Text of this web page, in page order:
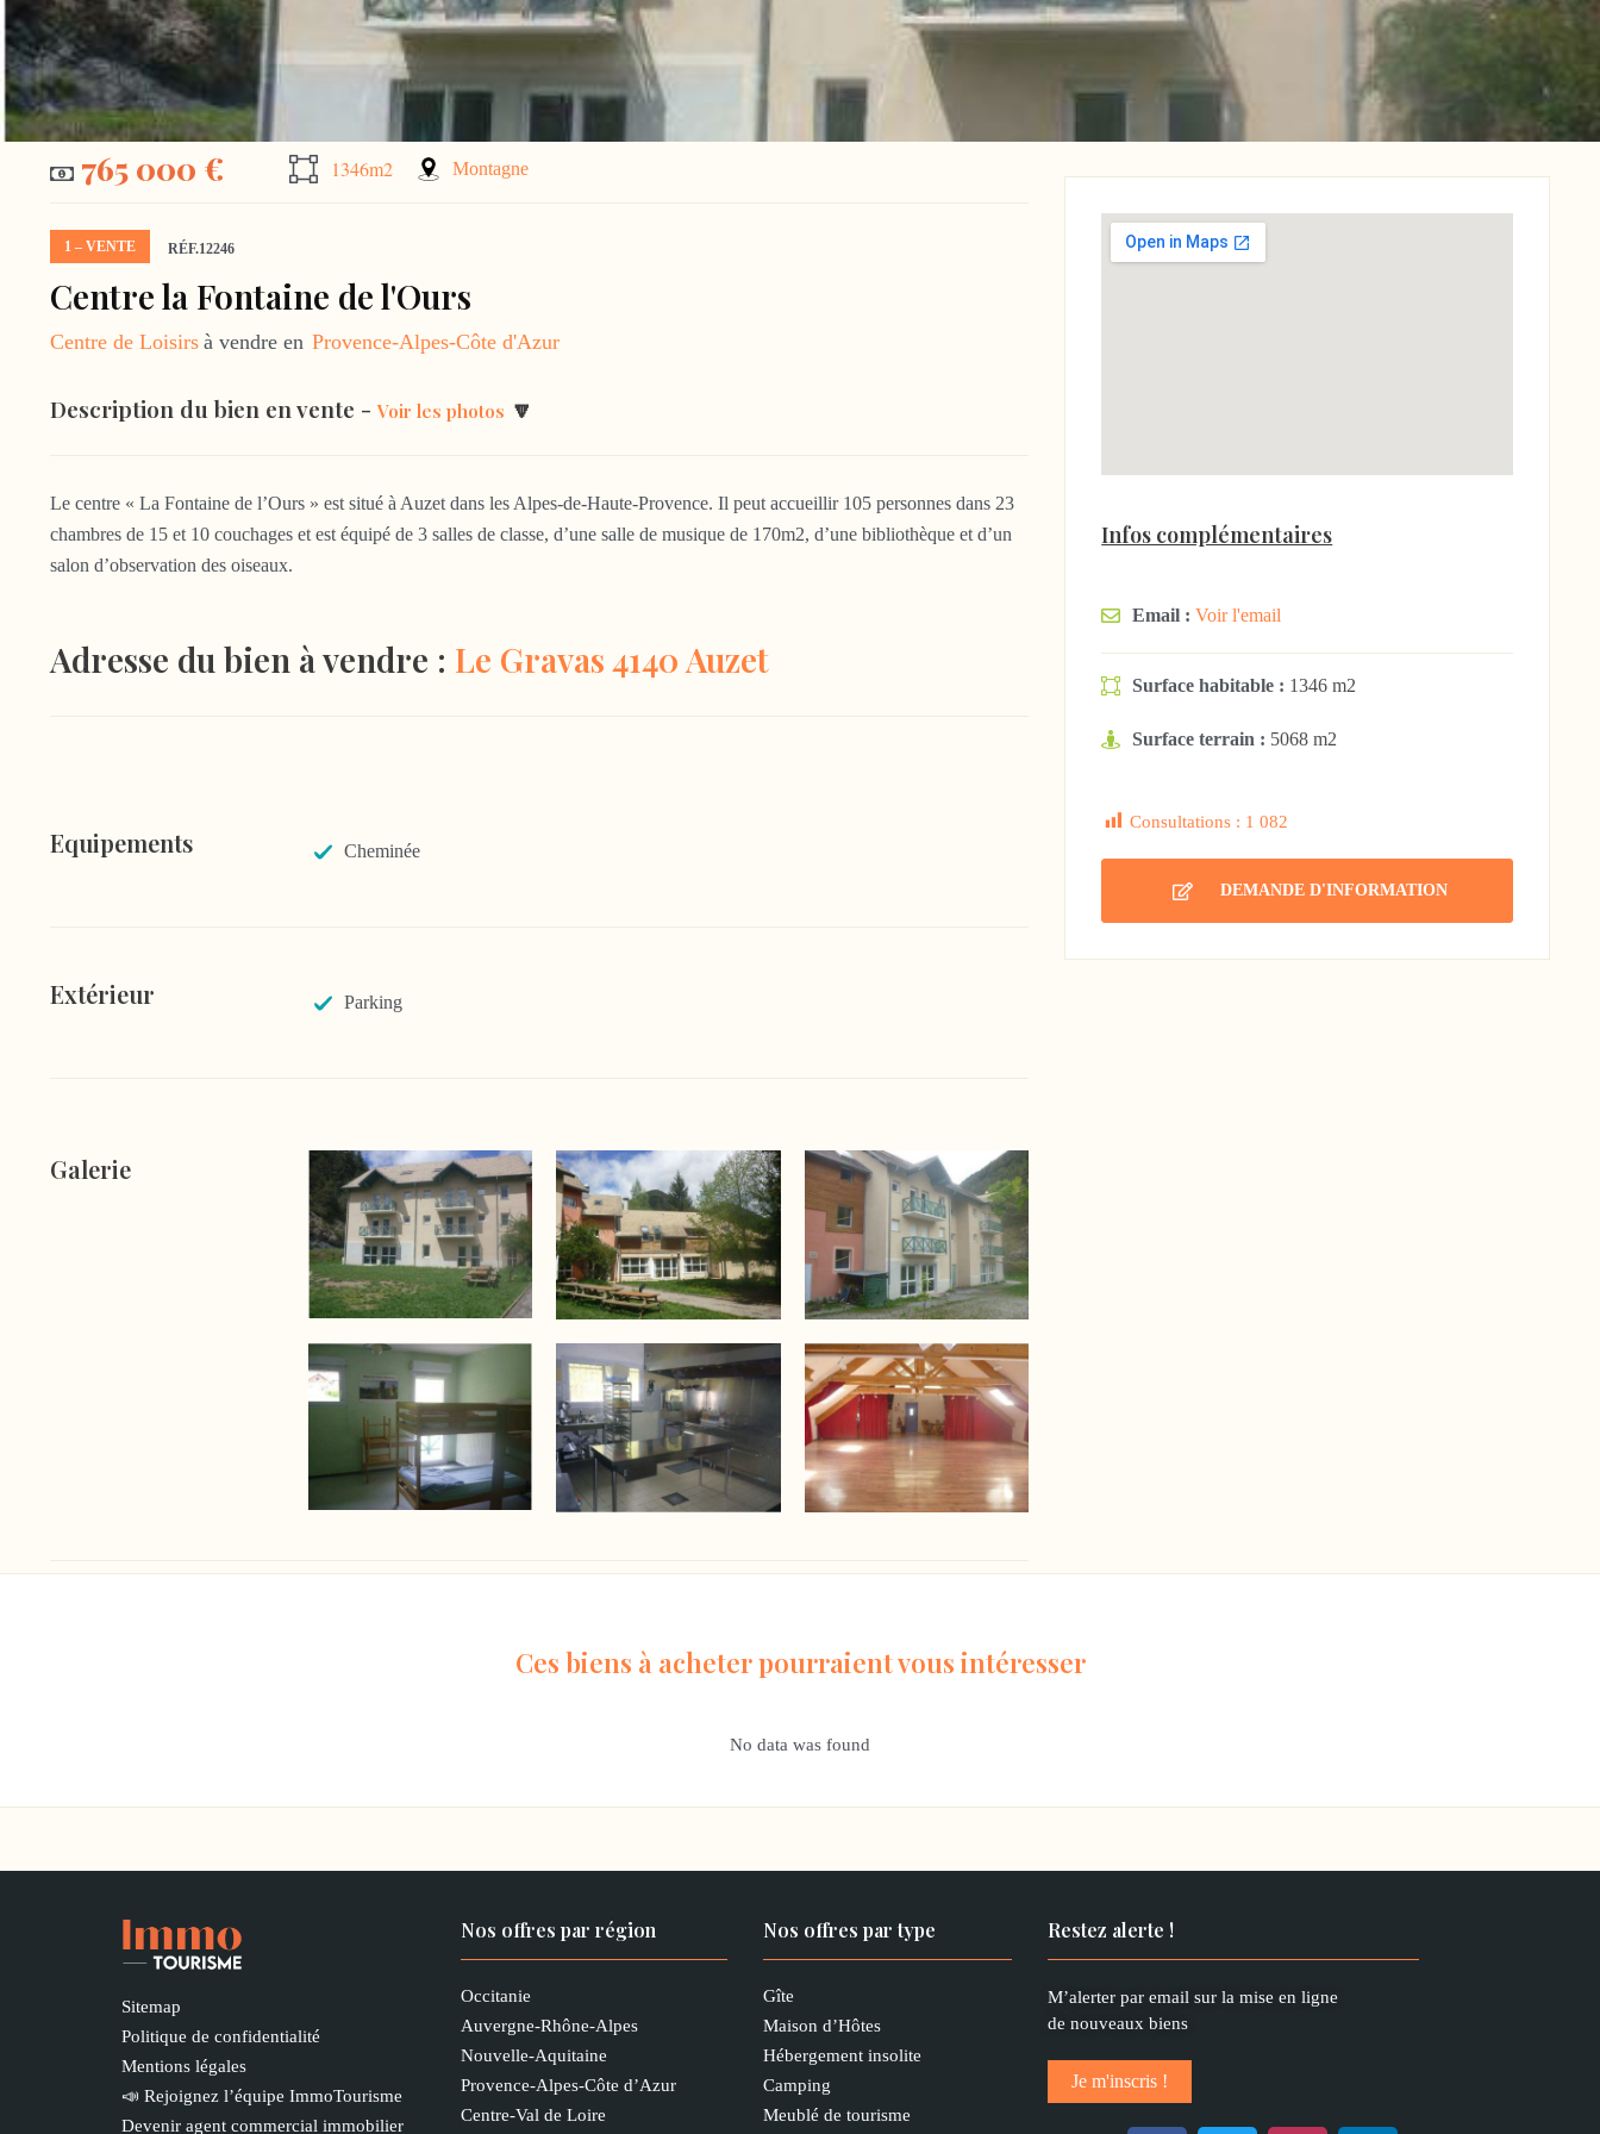
765 000 € 1346m2 Montagne
1 – VENTE RÉF.12246
Centre la Fontaine de l'Ours
Centre de Loisirs à vendre en Provence-Alpes-Côte d'Azur
Description du bien en vente -Voir les photos 🔽
Le centre « La Fontaine de l’Ours » est situé à Auzet dans les Alpes-de-Haute-Provence. Il peut accueillir 105 personnes dans 23
chambres de 15 et 10 couchages et est équipé de 3 salles de classe, d’une salle de musique de 170m2, d’une bibliothèque et d’un
salon d’observation des oiseaux.
Adresse du bien à vendre : Le Gravas 4140 Auzet
Equipements Cheminée
Extérieur Parking
Galerie
Infos complémentaires
Email : Voir l'email
Surface habitable : 1346 m2
Surface terrain : 5068 m2
Consultations : 1 082
DEMANDE D'INFORMATION
Ces biens à acheter pourraient vous intéresser
No data was found
Sitemap
Politique de confidentialité
Mentions légales
📣 Rejoignez l’équipe ImmoTourisme
Devenir agent commercial immobilier
Nos offres par région
Occitanie
Auvergne-Rhône-Alpes
Nouvelle-Aquitaine
Provence-Alpes-Côte d’Azur
Centre-Val de Loire
Nos offres par type
Gîte
Maison d’Hôtes
Hébergement insolite
Camping
Meublé de tourisme
Restez alerte !
M’alerter par email sur la mise en ligne
de nouveaux biens
Je m'inscris !